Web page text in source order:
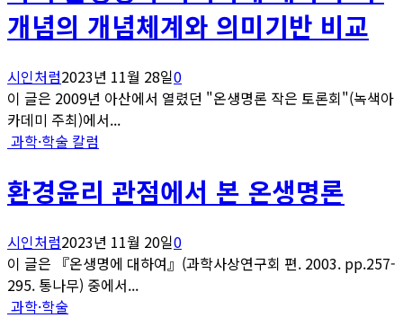
개념의 개념체계와 의미기반 비교
시인처럼2023년 11월 28일0
이 글은 2009년 아산에서 열렸던 "온생명론 작은 토론회"(녹색아
카데미 주최)에서...
과학·학술 칼럼
환경윤리 관점에서 본 온생명론
시인처럼2023년 11월 20일0
이 글은 『온생명에 대하여』(과학사상연구회 편. 2003. pp.257-
295. 통나무) 중에서...
과학·학술